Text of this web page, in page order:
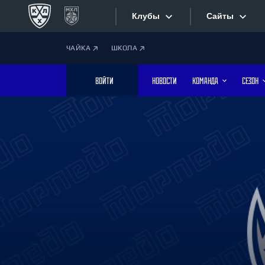
Клубы
Дивизион Боброва
Лада
Сайты
Текстовые
Фотобанк
ЧАЙКА ШКОЛА
ВОЙТИ НОВОСТИ КОМАНДА СЕЗОН